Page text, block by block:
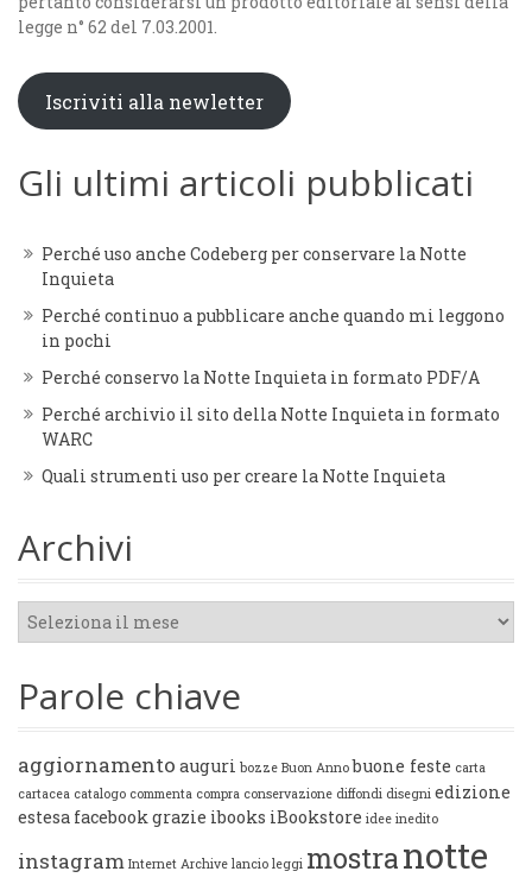
legge n° 62 del 7.03.2001.
Iscriviti alla newletter
Gli ultimi articoli pubblicati
Perché uso anche Codeberg per conservare la Notte
Inquieta
Perché continuo a pubblicare anche quando mi leggono
in pochi
Perché conservo la Notte Inquieta in formato PDF/A
Perché archivio il sito della Notte Inquieta in formato
WARC
Quali strumenti uso per creare la Notte Inquieta
Archivi
Archivi
Parole chiave
aggiornamento auguri bozze Buon Anno buone feste carta
cartacea catalogo commenta compra conservazione diffondi disegni edizione
estesa facebookgrazie ibooks iBookstore idee inedito
instagram Internet Archive lancio leggi mostranotte